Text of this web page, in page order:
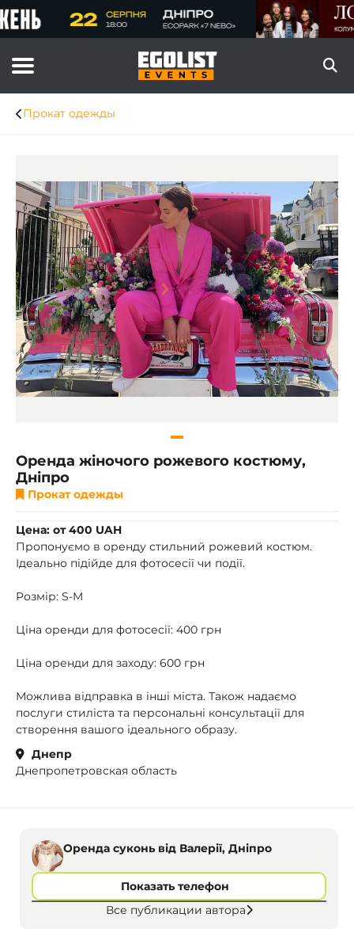
Прокат одежды
Item
1
of
1
Оренда жіночого рожевого костюму,
Дніпро
Прокат одежды
Цена: от 400 UAH
Пропонуємо в оренду стильний рожевий костюм.
Ідеально підійде для фотосесії чи події.
Розмір: S-M
Ціна оренди для фотосесії: 400 грн
Ціна оренди для заходу: 600 грн
Можлива відправка в інші міста. Також надаємо
послуги стиліста та персональні консультації для
створення вашого ідеального образу.
Днепр
Днепропетровская область
Оренда суконь від Валерії, Дніпро
Показать телефон
Все публикации автора